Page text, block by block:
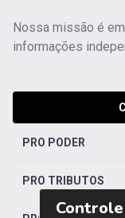
Nossa missão é
informações
PRO PODER
PRO TRIBUTOS